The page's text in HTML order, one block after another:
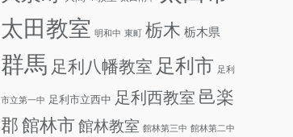
太田教室 明和中 東町 栃木 栃木県
群馬 足利八幡教室 足利市 足利
市立第一中 足利市立西中 足利西教室 邑楽
郡 館林市 館林教室 館林第三中 館林第二中